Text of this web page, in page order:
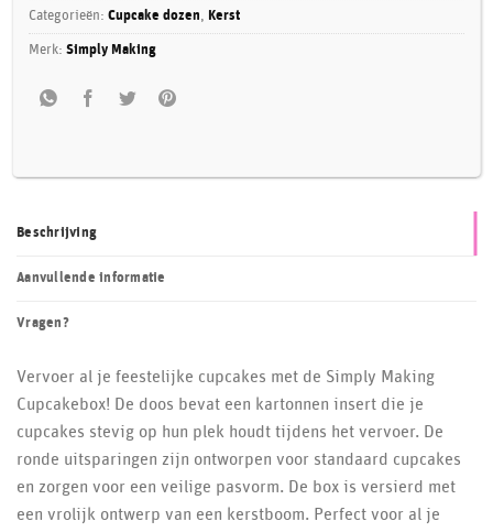
Categorieën:Cupcake dozen, Kerst
Merk:Simply Making
Beschrijving
Aanvullende informatie
Vragen?
Vervoer al je feestelijke cupcakes met de Simply Making
Cupcakebox! De doos bevat een kartonnen insert die je
cupcakes stevig op hun plek houdt tijdens het vervoer. De
ronde uitsparingen zijn ontworpen voor standaard cupcakes
en zorgen voor een veilige pasvorm. De box is versierd met
een vrolijk ontwerp van een kerstboom. Perfect voor al je